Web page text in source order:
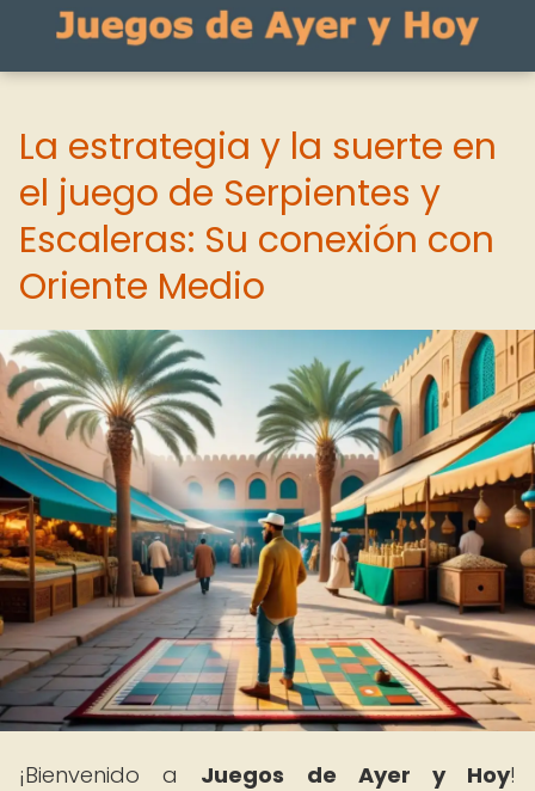
La estrategia y la suerte en
el juego de Serpientes y
Escaleras: Su conexión con
Oriente Medio
¡Bienvenido a Juegos de Ayer y Hoy!